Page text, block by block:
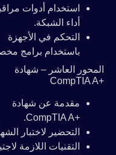
استخدام أدوات
أداء الشبكة.
التحكم في الأجهزة
باستخدام برامج
المحور العاشر – شهادة
+CompTIA A
مقدمة عن شهادة
+CompTIA A.
التحضير لاختبار
التقنيات اللازمة